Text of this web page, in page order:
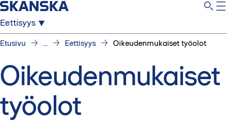
Eettisyys
Etusivu ... Eettisyys Oikeudenmukaiset työolot
Oikeudenmukaiset
työolot